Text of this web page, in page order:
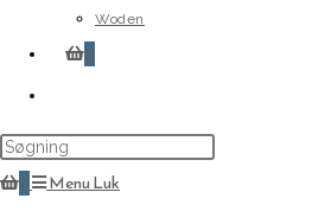
Woden
0
website
search
0 MenuLuk